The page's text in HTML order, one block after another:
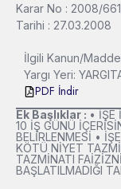
Karar No : 2008/
Tarihi : 27.03.2008
İlgili Kanun/
Yargı Yeri:
PDF İndir
Ek Başlıklar : • İŞE
10 İŞ GÜNÜ
BELİRLENMESİ •
KÖTÜ NİYET
TAZMİNATI
BAŞLATILMADIĞI